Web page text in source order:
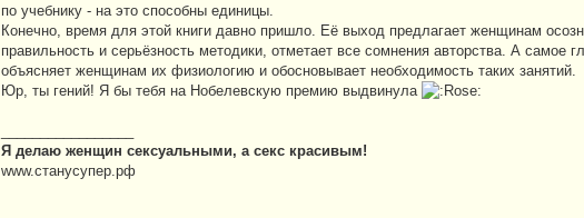
по учебнику - на это способны единицы.
Конечно, время для этой книги давно пришло. Её выход предлагает женщинам
правильность и серьёзность методики, отметает все сомнения авторства. А самое
объясняет женщинам их физиологию и обосновывает необходимость таких занятий.
Юр, ты гений! Я бы тебя на Нобелевскую премию выдвинула
Я делаю женщин сексуальными, а секс красивым!
www.станусупер.рф